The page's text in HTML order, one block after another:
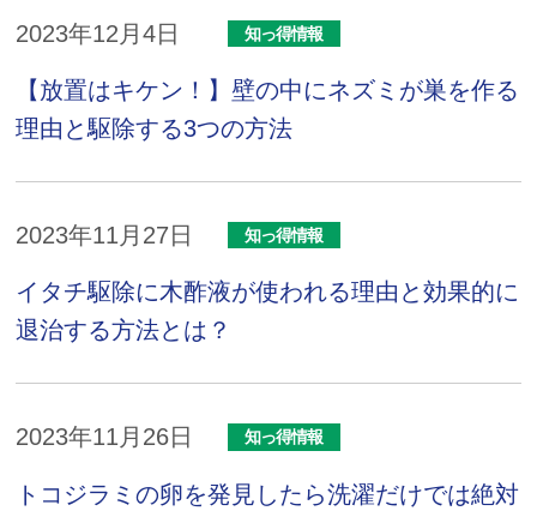
2023年12月4日 知っ得情報
【放置はキケン！】壁の中にネズミが巣を作る
理由と駆除する3つの方法
2023年11月27日 知っ得情報
イタチ駆除に木酢液が使われる理由と効果的に
退治する方法とは？
2023年11月26日 知っ得情報
トコジラミの卵を発見したら洗濯だけでは絶対